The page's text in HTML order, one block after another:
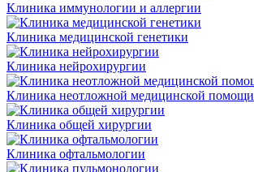
Клиника иммунологии и аллергии
Клиника медицинской генетики
Клиника нейрохирургии
Клиника неотложной медицинской помощи
Клиника общей хирургии
Клиника офтальмологии